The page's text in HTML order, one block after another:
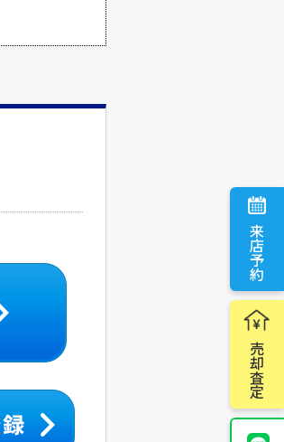
来店予約
売却査定